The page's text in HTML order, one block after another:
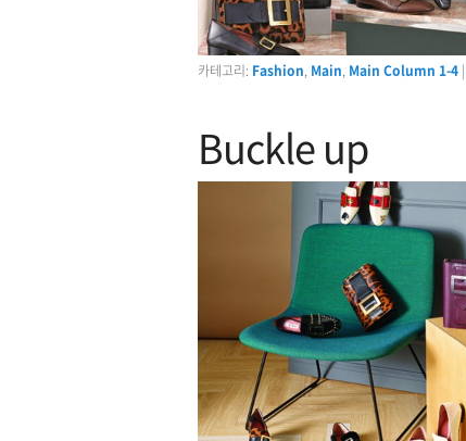
카테고리: Fashion, Main, Main Column 1-4 |
Buckle up